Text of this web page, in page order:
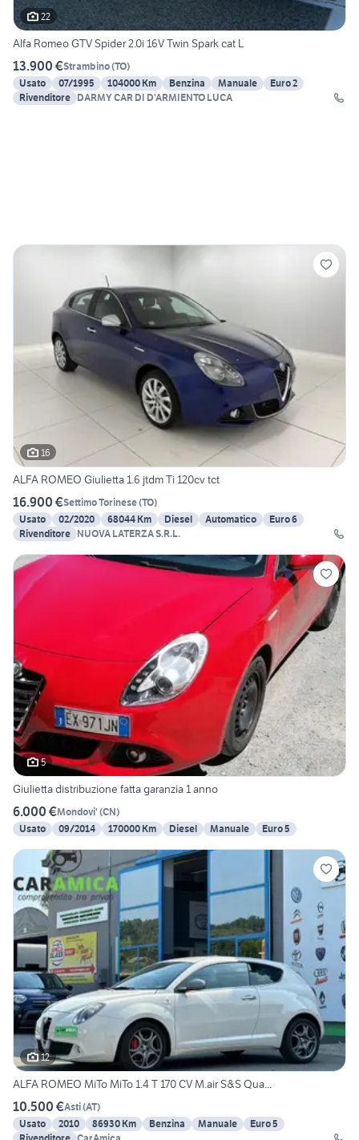
22
Alfa Romeo GTV Spider 2.0i 16V Twin Spark cat L
13.900 €Strambino(TO)
Usato
07/1995 104000 Km Benzina Manuale
Euro 2
Rivenditore DARMY CAR DI D'ARMIENTO LUCA
16
ALFA ROMEO Giulietta 1.6 jtdm Ti 120cv tct
16.900 €Settimo Torinese(TO)
Usato
02/2020 68044 Km Diesel Automatico
Euro 6
Rivenditore NUOVA LATERZA S.R.L.
5
Giulietta distribuzione fatta garanzia 1 anno
6.000 €Mondovi' (CN)
Usato
09/2014 170000 Km Diesel Manuale Euro 5
12
ALFA ROMEO MiTo MiTo 1.4 T 170 CV M.air S&S Qua...
10.500 €Asti(AT)
Usato
2010 86930 Km Benzina Manuale
Euro 5